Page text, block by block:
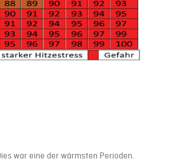
war eine der wärmsten Perioden.